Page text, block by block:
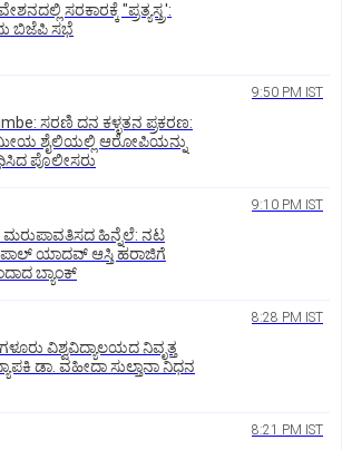
ಸರಕಾರಕ್ಕೆ "ಪ್ರತ್ಯಸ್ತ್ರ':
ಬಿಜೆಪಿ ಸಭೆ
9:50 PM IST
ಸರಣಿ ದನ ಕಳ್ಳತನ ಪ್ರಕರಣ:
ಶೈಲಿಯಲ್ಲಿ ಆರೋಪಿಯನ್ನು
ಪೊಲೀಸರು
9:10 PM IST
ಮರುಪಾವತಿಸದ ಹಿನ್ನೆಲೆ: ನಟ
ಯಾದವ್‌ ಆಸ್ತಿ ಹರಾಜಿಗೆ
ಬ್ಯಾಂಕ್
8:28 PM IST
ವಿಶ್ವವಿದ್ಯಾಲಯದ ನಿವೃತ್ತ
ಡಾ. ವಹೀದಾ ಸುಲ್ತಾನಾ ನಿಧನ
8:21 PM IST